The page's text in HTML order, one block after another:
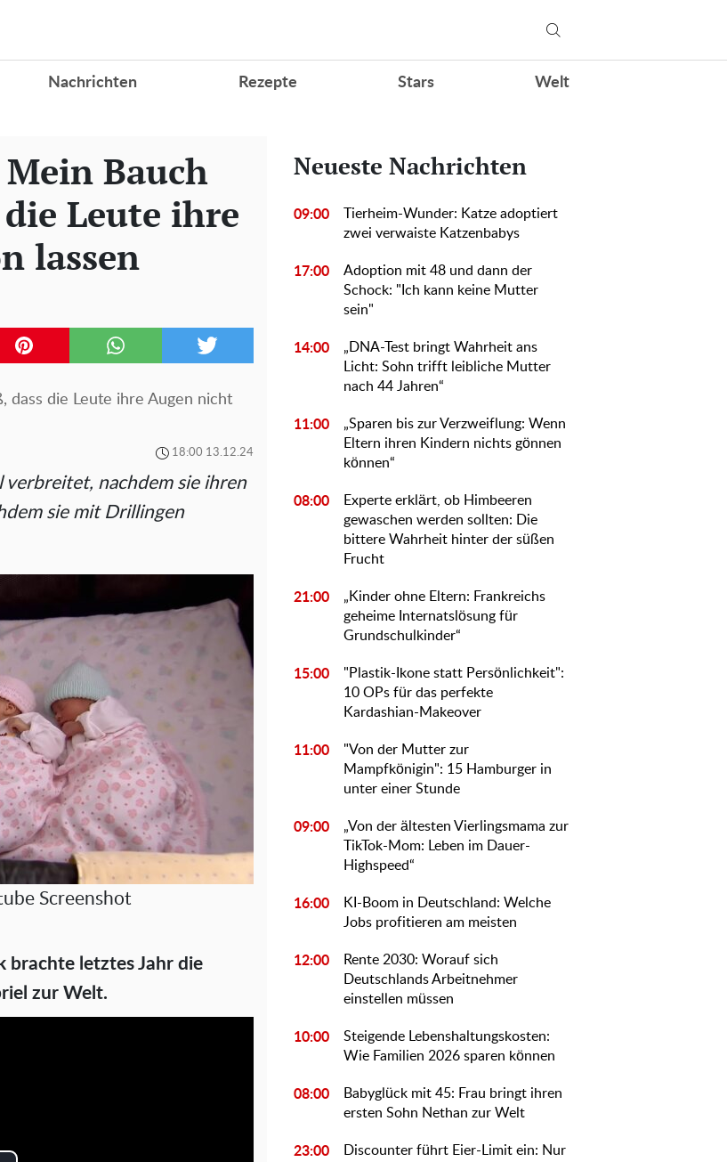
Nachrichten Rezepte Stars Welt
Bauch
Leute ihre
lassen
dass die Leute ihre Augen nicht
18:00 13.12.24
nachdem sie ihren
sie mit Drillingen
Screenshot
brachte letztes Jahr die
zur Welt.
Neueste Nachrichten
09:00
Tierheim-Wunder: Katze adoptiert
zwei verwaiste Katzenbabys
17:00
Adoption mit 48 und dann der
Schock: "Ich kann keine Mutter
sein"
14:00
„DNA-Test bringt Wahrheit ans
Licht: Sohn trifft leibliche Mutter
nach 44 Jahren“
11:00
„Sparen bis zur Verzweiflung: Wenn
Eltern ihren Kindern nichts gönnen
können“
08:00
Experte erklärt, ob Himbeeren
gewaschen werden sollten: Die
bittere Wahrheit hinter der süßen
Frucht
21:00
„Kinder ohne Eltern: Frankreichs
geheime Internatslösung für
Grundschulkinder“
15:00
"Plastik-Ikone statt Persönlichkeit":
10 OPs für das perfekte
Kardashian-Makeover
11:00
"Von der Mutter zur
Mampfkönigin": 15 Hamburger in
unter einer Stunde
09:00
„Von der ältesten Vierlingsmama zur
TikTok-Mom: Leben im Dauer-
Highspeed“
16:00
KI-Boom in Deutschland: Welche
Jobs profitieren am meisten
12:00
Rente 2030: Worauf sich
Deutschlands Arbeitnehmer
einstellen müssen
10:00
Steigende Lebenshaltungskosten:
Wie Familien 2026 sparen können
08:00
Babyglück mit 45: Frau bringt ihren
ersten Sohn Nethan zur Welt
23:00
Discounter führt Eier-Limit ein: Nur